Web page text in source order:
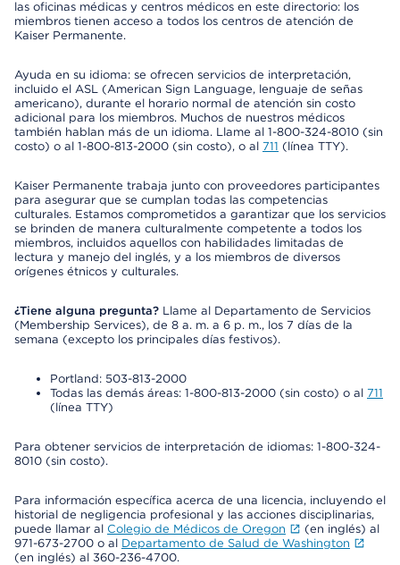
las oficinas médicas y centros médicos en este directorio: los
miembros tienen acceso a todos los centros de atención de
Kaiser Permanente.
Ayuda en su idioma: se ofrecen servicios de interpretación,
incluido el ASL (American Sign Language, lenguaje de señas
americano), durante el horario normal de atención sin costo
adicional para los miembros. Muchos de nuestros médicos
también hablan más de un idioma. Llame al 1-800-324-8010 (sin
costo) o al 1-800-813-2000 (sin costo), o al 711 (línea TTY).
Kaiser Permanente trabaja junto con proveedores participantes
para asegurar que se cumplan todas las competencias
culturales. Estamos comprometidos a garantizar que los servicios
se brinden de manera culturalmente competente a todos los
miembros, incluidos aquellos con habilidades limitadas de
lectura y manejo del inglés, y a los miembros de diversos
orígenes étnicos y culturales.
¿Tiene alguna pregunta? Llame al Departamento de Servicios
(Membership Services), de 8 a. m. a 6 p. m., los 7 días de la
semana (excepto los principales días festivos).
Portland: 503-813-2000
Todas las demás áreas: 1-800-813-2000 (sin costo) o al 711
(línea TTY)
Para obtener servicios de interpretación de idiomas: 1-800-324-
8010 (sin costo).
Para información específica acerca de una licencia, incluyendo el
historial de negligencia profesional y las acciones disciplinarias,
puede llamar al Colegio de Médicos de Oregon
(en inglés) al
971-673-2700 o al Departamento de Salud de Washington
(en inglés) al 360-236-4700.